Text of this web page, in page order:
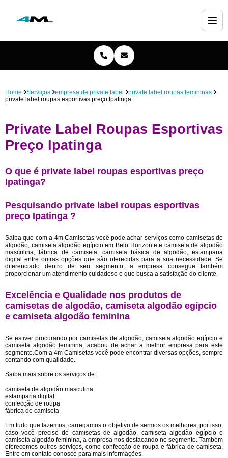
Home Serviços empresa de private label
private label roupas femininas
private label roupas esportivas preço Ipatinga
Private Label Roupas Esportivas
Preço Ipatinga
O que é private label roupas esportivas preço
Ipatinga?
Pesquisando private label roupas esportivas
preço Ipatinga ?
Saiba que com a 4m Camisetas você pode achar serviços como camisetas de
algodão, camiseta algodão egípcio em Belo Horizonte e camiseta de algodão
masculina, fábrica de camiseta, camiseta básica de algodão, estamparia
digital entre outras opções que são oferecidas para a sua necessidade. Se
diferenciado dentro de seu segmento, a empresa consegue também
proporcionar um atendimento cuidadoso e que busca a satisfação do cliente.
Excelência e Qualidade nos produtos de
camisetas de algodão, camiseta algodão egípcio
e camiseta algodão feminina
Se estiver procurando por camisetas de algodão, camiseta algodão egípcio e
camiseta algodão feminina, acabou de achar a melhor empresa para este
segmento.Com a 4m Camisetas você pode encontrar diversas opções, sempre
contando com qualidade.
Saiba mais sobre os serviços de:
camiseta de algodão masculina
estamparia digital
confecção de roupa
fábrica de camiseta
Em tudo que fazemos, carregamos o objetivo de sermos os melhores, por isso,
caso você precise de camisetas de algodão, camiseta algodão egípcio e
camiseta algodão feminina, a empresa nos destacando no segmento. Também
oferecemos outros serviços, como confecção de roupa e fábrica de camiseta.
Entre em contato conosco para mais informações.